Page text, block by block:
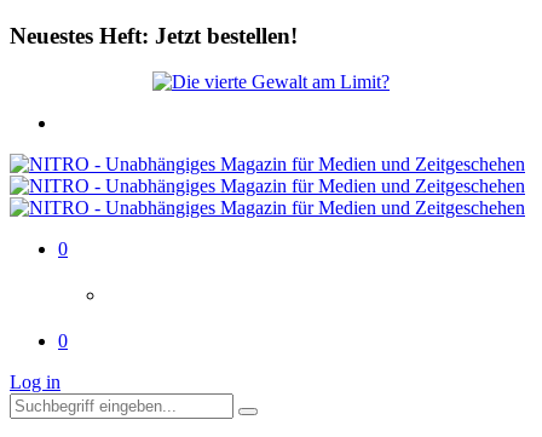
Neuestes Heft: Jetzt bestellen!
0
0
Log in